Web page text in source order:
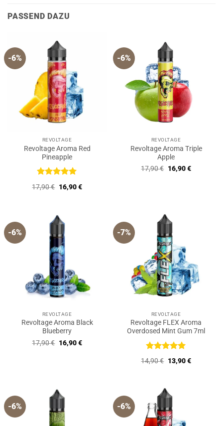
PASSEND DAZU
-6%
REVOLTAGE
Revoltage Aroma Red
Pineapple
Bewertet
mit 5 von
17,90€ Ursprünglicher
Preis
16,90€Aktueller
-6%
REVOLTAGE
Revoltage Aroma Triple
Apple
17,90€ Ursprünglicher
Preis
16,90€Aktueller
-6%
REVOLTAGE
Revoltage Aroma Black
Blueberry
17,90€ Ursprünglicher
Preis
16,90€Aktueller
-7%
REVOLTAGE
Revoltage FLEX Aroma
Overdosed Mint Gum 7ml
Bewertet
mit 5 von
14,90€ Ursprünglicher
Preis
13,90€Aktueller
-6% -6%